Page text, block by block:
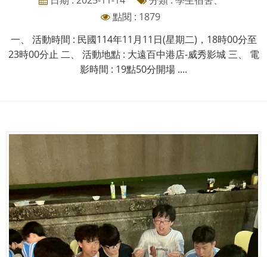
點閱 : 1879
一、 活動時間 : 民國114年11月11日(星期二)，18時00分至
23時00分止 二、 活動地點 : 大遠百中港店-威秀影城 三、 電
影時間 : 19點50分開場 ....